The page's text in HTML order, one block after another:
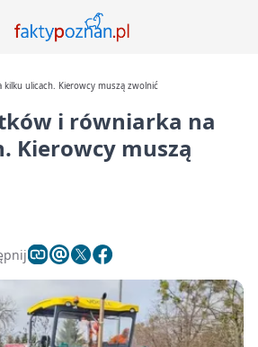
ulicach. Kierowcy muszą zwolnić
i równiarka na
Kierowcy muszą